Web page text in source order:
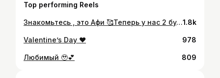
Top performing Reels
Знакомьтесь , это Афи 🥰Теперь у нас 2 булки🥹 Едем домой в предвкушении встречи с Ютой 🥹1.8k
Valentine’s Day ❤️ 978
Любимый 🥹💕 809